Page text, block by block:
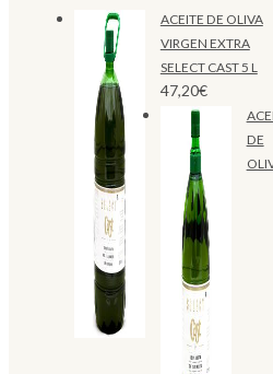
ACEITE DE OLIVA
VIRGEN EXTRA
SELECT CAST 5 L
47,20€
DE